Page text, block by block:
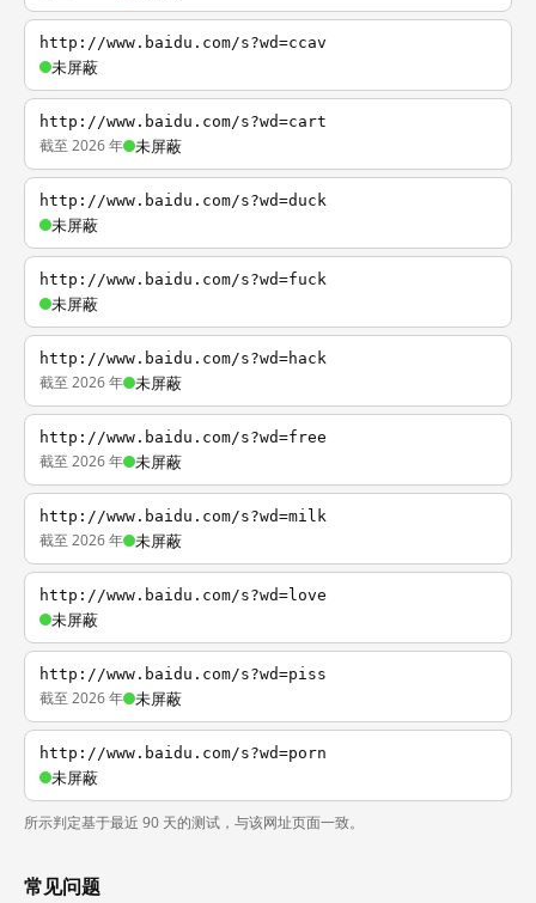
http://www.baidu.com/s?wd=ccav
未屏蔽
http://www.baidu.com/s?wd=cart
截至 2026 年 未屏蔽
http://www.baidu.com/s?wd=duck
未屏蔽
http://www.baidu.com/s?wd=fuck
未屏蔽
http://www.baidu.com/s?wd=hack
截至 2026 年 未屏蔽
http://www.baidu.com/s?wd=free
截至 2026 年 未屏蔽
http://www.baidu.com/s?wd=milk
截至 2026 年 未屏蔽
http://www.baidu.com/s?wd=love
未屏蔽
http://www.baidu.com/s?wd=piss
截至 2026 年 未屏蔽
http://www.baidu.com/s?wd=porn
未屏蔽
所示判定基于最近 90 天的测试，与该网址页面一致。
常见问题